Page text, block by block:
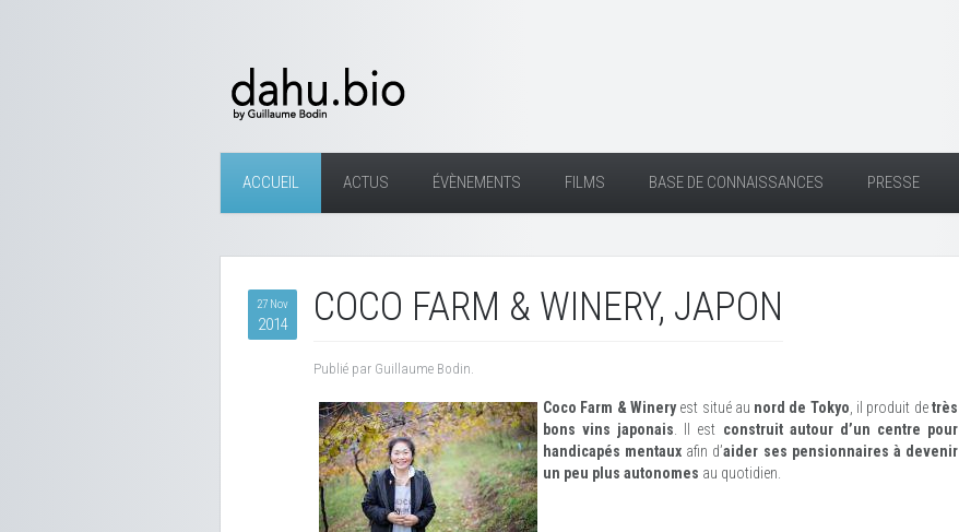
ACCUEIL ACTUS ÉVÈNEMENTS FILMS BASE DE CONNAISSANCES PRESSE
27 Nov
2014 COCO FARM & WINERY, JAPON
Publié par Guillaume Bodin.
Coco Farm & Wineryest situé au nord de Tokyo , il produit detrès
bons vins japonais . Il est construit autour d’un centre pour
handicapés mentaux afin d’aider ses pensionnaires à devenir
un peu plus autonomes au quotidien.